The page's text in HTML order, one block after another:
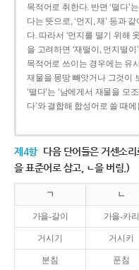
목적어로 취한다. 반면 ‘떨다’
다는 뜻으로, ‘먼지, 재’ 등과
다. 따라서 ‘먼지를 떨기 위해
을 고려하면 ‘재떨이, 먼지떨이
목적어로 쓰이는 경우에는 유
재물을 몽땅 빼앗거나 그것이
‘떨다’는 ‘남에게서 재물을 모
다’와 결합해 합성어로 쓸 때에
제4항 다음 단어들은 거센소
을 표준어로 삼고, ㄴ을 버림.)
ㄱ ㄴ
가을-갈이 가을-카리
거시기 거시키
분침 푼침